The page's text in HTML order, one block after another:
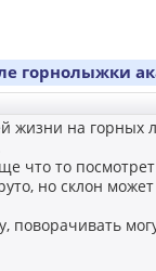
горнолыжки
жизни на горных
что то
но склон
поворачивать